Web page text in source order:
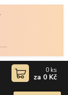
0 ks
za 0 Kč